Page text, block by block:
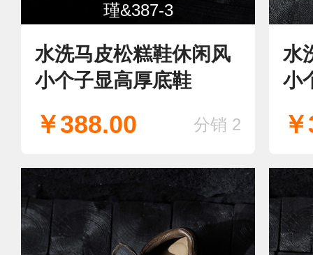
瑾&387-3
水洗马皮松糕鞋休闲风
小个子显高厚底鞋
￥388.00 分销 2
水
小